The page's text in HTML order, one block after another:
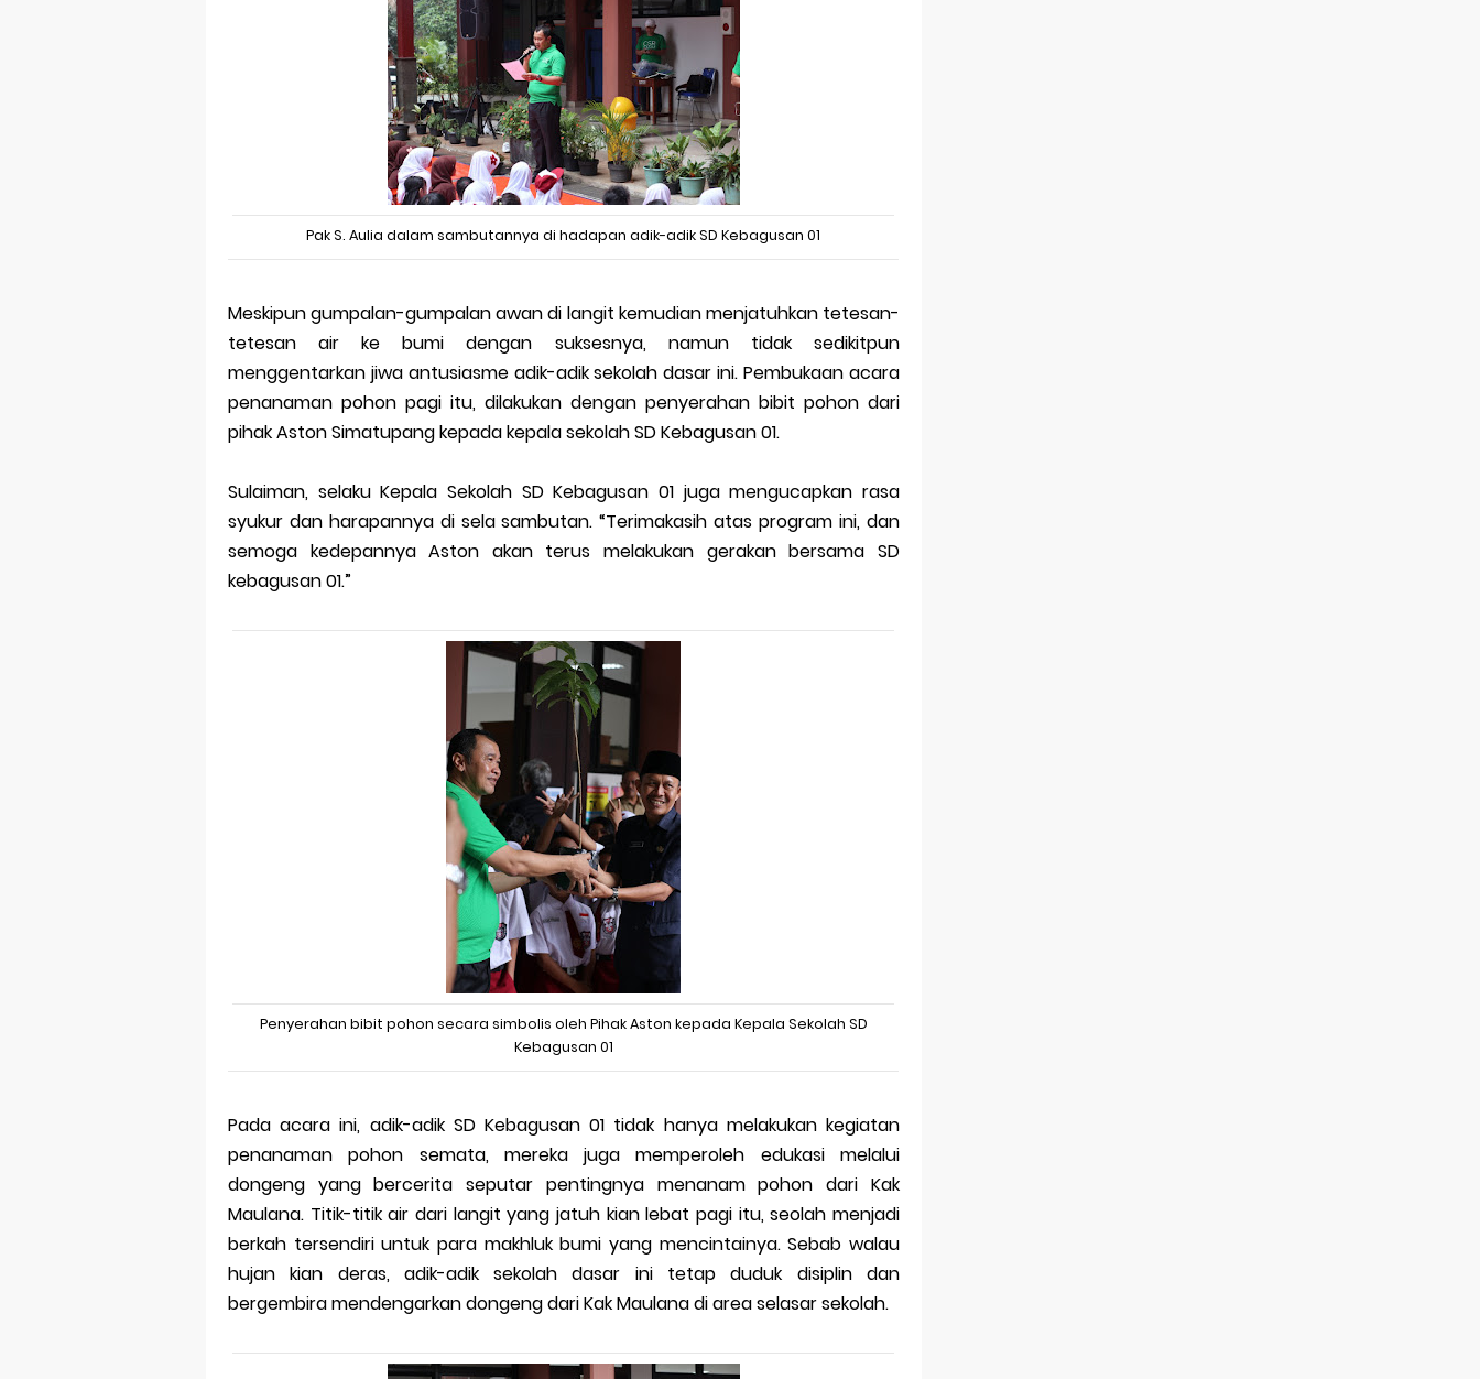
Pak S. Aulia dalam sambutannya di hadapan adik-adik SD Kebagusan 01
Meskipun gumpalan-gumpalan awan di langit kemudian menjatuhkan tetesan-
tetesan air ke bumi dengan suksesnya, namun tidak sedikitpun
menggentarkan jiwa antusiasme adik-adik sekolah dasar ini. Pembukaan acara
penanaman pohon pagi itu, dilakukan dengan penyerahan bibit pohon dari
pihak Aston Simatupang kepada kepala sekolah SD Kebagusan 01.
Sulaiman, selaku Kepala Sekolah SD Kebagusan 01 juga mengucapkan rasa
syukur dan harapannya di sela sambutan. “Terimakasih atas program ini, dan
semoga kedepannya Aston akan terus melakukan gerakan bersama SD
kebagusan 01.”
Penyerahan bibit pohon secara simbolis oleh Pihak Aston kepada Kepala Sekolah SD
Kebagusan 01
Pada acara ini, adik-adik SD Kebagusan 01 tidak hanya melakukan kegiatan
penanaman pohon semata, mereka juga memperoleh edukasi melalui
dongeng yang bercerita seputar pentingnya menanam pohon dari Kak
Maulana. Titik-titik air dari langit yang jatuh kian lebat pagi itu, seolah menjadi
berkah tersendiri untuk para makhluk bumi yang mencintainya. Sebab walau
hujan kian deras, adik-adik sekolah dasar ini tetap duduk disiplin dan
bergembira mendengarkan dongeng dari Kak Maulana di area selasar sekolah.